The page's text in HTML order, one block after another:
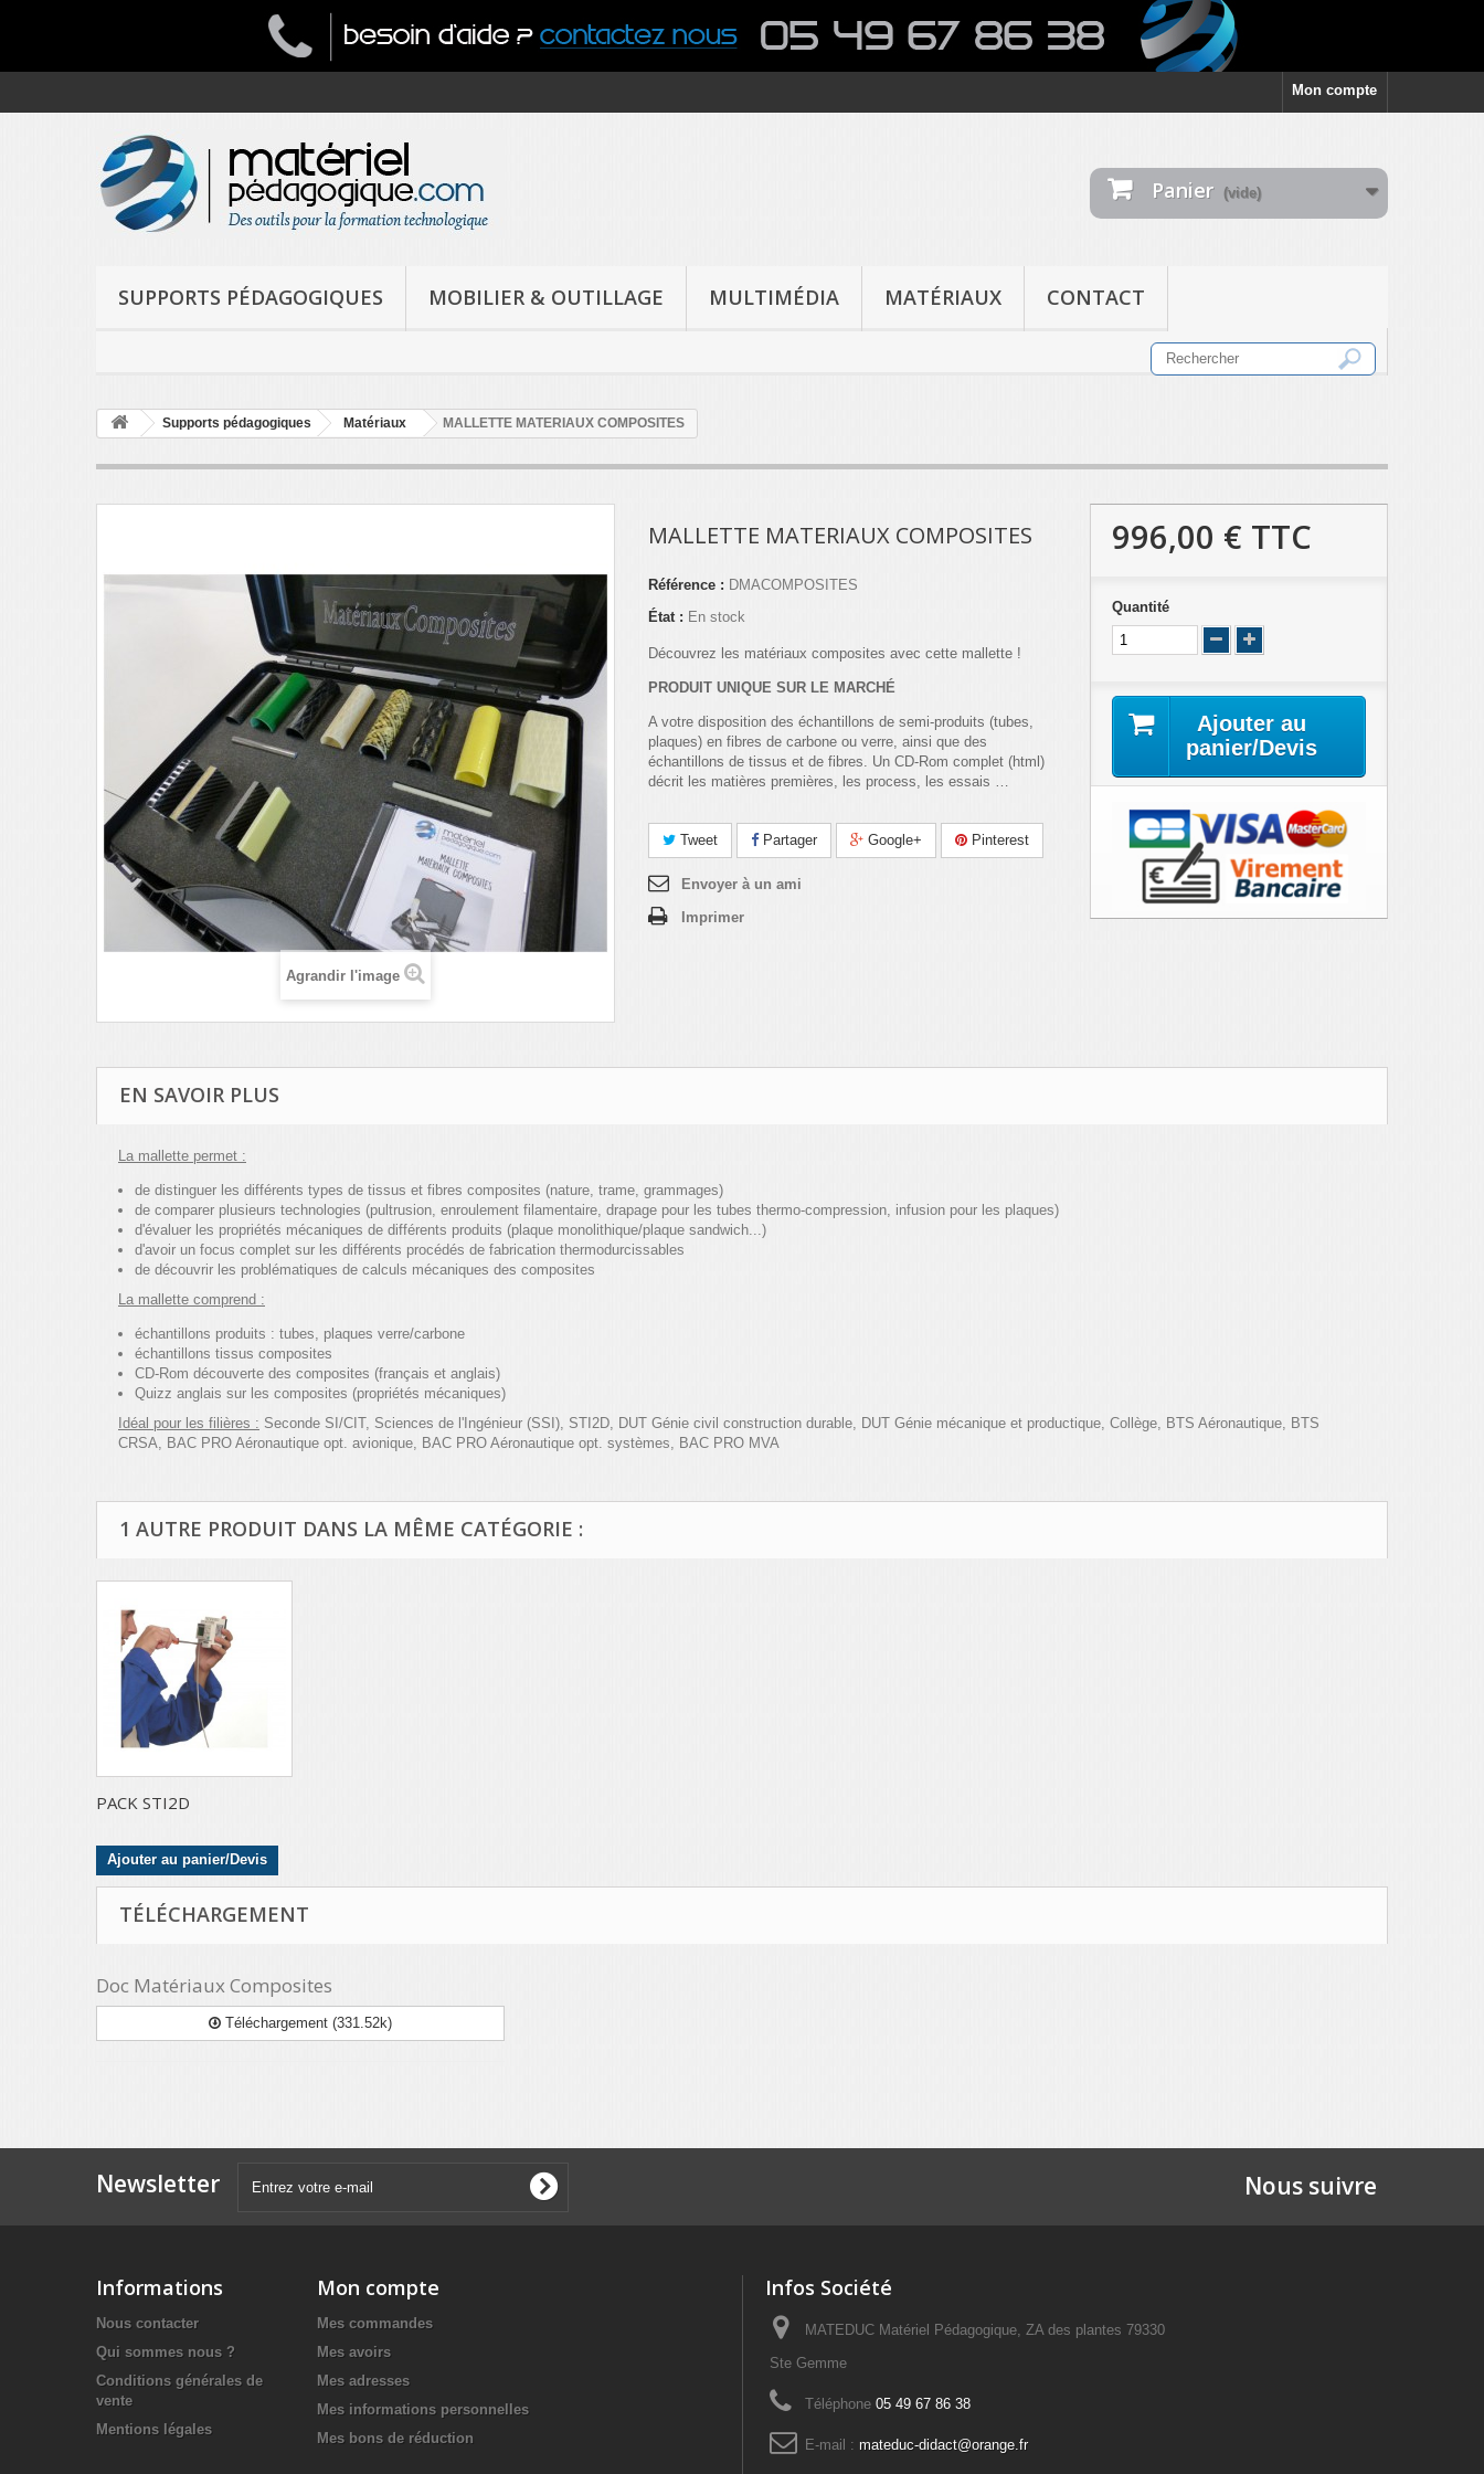
Mon compte
Panier (vide)
SUPPORTS PÉDAGOGIQUES MOBILIER & OUTILLAGE MULTIMÉDIA MATÉRIAUX CONTACT
Supports pédagogiques Matériaux MALLETTE MATERIAUX COMPOSITES
Agrandir l'image
MALLETTE MATERIAUX COMPOSITES
Référence : DMACOMPOSITES
État : En stock
Découvrez les matériaux composites avec cette mallette !
PRODUIT UNIQUE SUR LE MARCH É
A votre disposition des échantillons de semi-produits (tubes,
plaques) en fibres de carbone ou verre, ainsi que des
échantillons de tissus et de fibres. Un CD-Rom complet (html)
décrit les matières premières, les process, les essais …
Tweet Partager Google+ Pinterest
Envoyer à un ami
Imprimer
996,00 € TTC
Quantité
Ajouter au
panier/Devis
EN SAVOIR PLUS
La mallette permet :
de distinguer les différents types de tissus et fibres composites (nature, trame, grammages)
de comparer plusieurs technologies (pultrusion, enroulement filamentaire, drapage pour les tubes thermo-compression, infusion pour les plaques)
d'évaluer les propriétés mécaniques de différents produits (plaque monolithique/plaque sandwich...)
d'avoir un focus complet sur les différents procédés de fabrication thermodurcissables
de découvrir les problématiques de calculs mécaniques des composites
La mallette comprend :
échantillons produits : tubes, plaques verre/carbone
échantillons tissus composites
CD-Rom découverte des composites (français et anglais)
Quizz anglais sur les composites (propriétés mécaniques)
Idéal pour les filières : Seconde SI/CIT, Sciences de l'Ingénieur (SSI), STI2D, DUT Génie civil construction durable, DUT Génie mécanique et productique, Collège, BTS Aéronautique, BTS
CRSA, BAC PRO Aéronautique opt. avionique, BAC PRO Aéronautique opt. systèmes, BAC PRO MVA
1 AUTRE PRODUIT DANS LA MÊME CATÉGORIE :
PACK STI2D
Ajouter au panier/Devis
TÉLÉCHARGEMENT
Doc Matériaux Composites
Téléchargement (331.52k)
Newsletter Nous suivre
Informations
Nous contacter
Qui sommes nous ?
Conditions générales de
vente
Mentions légales
Mon compte
Mes commandes
Mes avoirs
Mes adresses
Mes informations personnelles
Mes bons de réduction
Infos Société
MATEDUC Matériel Pédagogique, ZA des plantes 79330
Ste Gemme
Téléphone 05 49 67 86 38
E-mail : mateduc-didact@orange.fr